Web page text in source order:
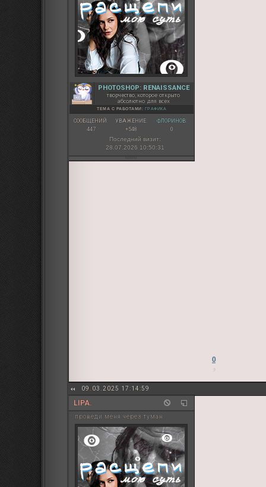
PHOTOSHOP: RENAISSANCE
творчество, которое открыто
абсолютно для всех
ТЕМА С РАБОТАМИ: ГРАФИКА
СООБЩЕНИЙ:
447
УВАЖЕНИЕ:
+548
ФЛОРИНОВ:
0
Последний визит:
28.07.2026 10:50:31
0
09.03.2025 17:14:59
LIPA.
проведи меня через туман